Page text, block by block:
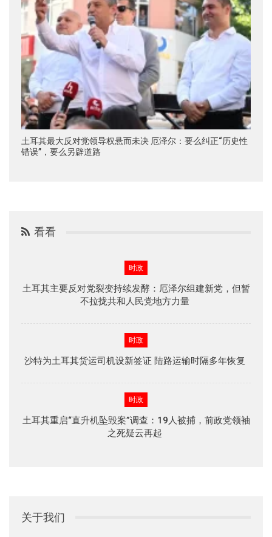
土耳其最大反对党领导权悬而未决 厄泽尔：要么纠正“历史性
错误”，要么另辟道路
看看
时政
土耳其主要反对党裂变持续发酵：厄泽尔组建新党，但暂
不拉拢共和人民党地方力量
时政
沙特为土耳其货运司机设新签证 陆路运输时隔多年恢复
时政
土耳其重启“直升机坠毁案”调查：19人被捕，前政党领袖
之死疑云再起
关于我们